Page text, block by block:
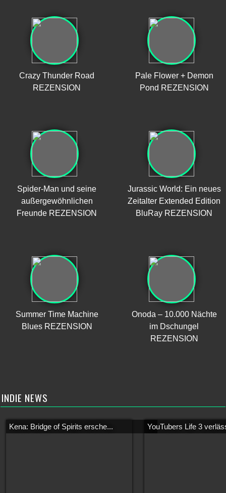
Crazy Thunder Road
REZENSION
Pale Flower + Demon
Pond REZENSION
Spider-Man und seine
außergewöhnlichen
Freunde REZENSION
Jurassic World: Ein neues
Zeitalter Extended Edition
BluRay REZENSION
Summer Time Machine
Blues REZENSION
Onoda – 10.000 Nächte
im Dschungel
REZENSION
INDIE NEWS
Kena: Bridge of Spirits ersche... YouTubers Life 3